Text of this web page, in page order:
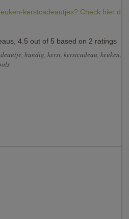
kerstcadeautjes? Check hier de
4.5 out of 5 based on 2 ratings
, handig, kerst, kerstcadeau, keuken,